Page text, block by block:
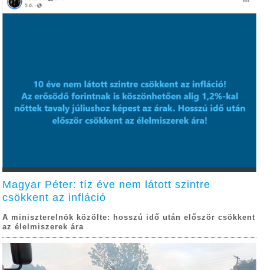
Magyar Péter: tíz éve nem látott szintre
csökkent az infláció
A miniszterelnök közölte: hosszú idő után először csökkent
az élelmiszerek ára